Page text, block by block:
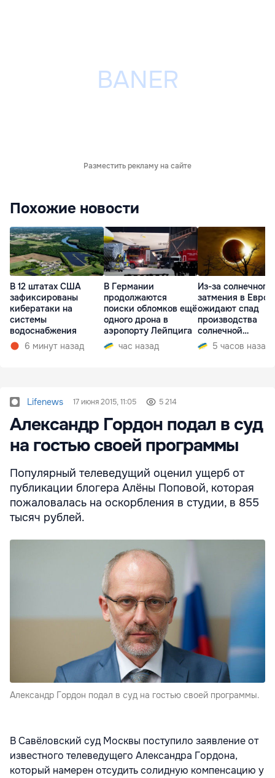
Разместить рекламу на сайте
Похожие новости
В 12 штатах США
зафиксированы
кибератаки на
системы
водоснабжения
6 минут назад
В Германии
продолжаются
поиски обломков ещё
одного дрона в
аэропорту Лейпцига
час назад
Из-за солнечного
затмения в
ожидают спад
производства
солнечной
электроэнергии
5 часов назад
Lifenews 17 июня 2015, 11:05 5 214
Александр Гордон подал в суд
на гостью своей программы
Популярный телеведущий оценил ущерб от
публикации блогера Алёны Поповой, которая
пожаловалась на оскорбления в студии, в 855
тысяч рублей.
Александр Гордон подал в суд на гостью своей программы.
В Савёловский суд Москвы поступило заявление от
известного телеведущего Александра Гордона,
который намерен отсудить солидную компенсацию у